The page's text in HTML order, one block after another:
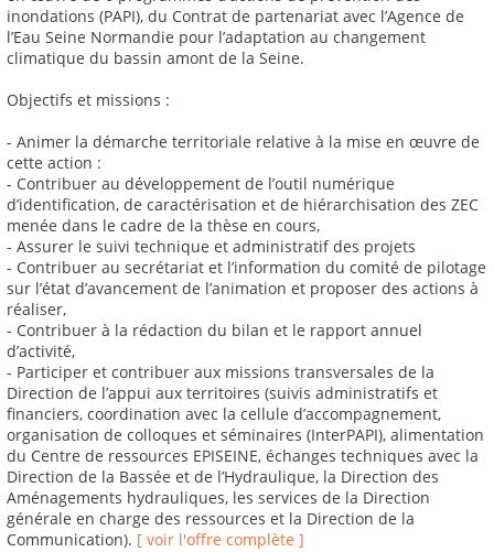
inondations (PAPI), du Contrat de partenariat avec l’Agence de
l’Eau Seine Normandie pour l’adaptation au changement
climatique du bassin amont de la Seine.
Objectifs et missions :
- Animer la démarche territoriale relative à la mise en œuvre de
cette action :
- Contribuer au développement de l’outil numérique
d’identification, de caractérisation et de hiérarchisation des ZEC
menée dans le cadre de la thèse en cours,
- Assurer le suivi technique et administratif des projets
- Contribuer au secrétariat et l’information du comité de pilotage
sur l’état d’avancement de l’animation et proposer des actions à
réaliser,
- Contribuer à la rédaction du bilan et le rapport annuel
d’activité,
- Participer et contribuer aux missions transversales de la
Direction de l’appui aux territoires (suivis administratifs et
financiers, coordination avec la cellule d’accompagnement,
organisation de colloques et séminaires (InterPAPI), alimentation
du Centre de ressources EPISEINE, échanges techniques avec la
Direction de la Bassée et de l’Hydraulique, la Direction des
Aménagements hydrauliques, les services de la Direction
générale en charge des ressources et la Direction de la
Communication). [ voir l'offre complète ]